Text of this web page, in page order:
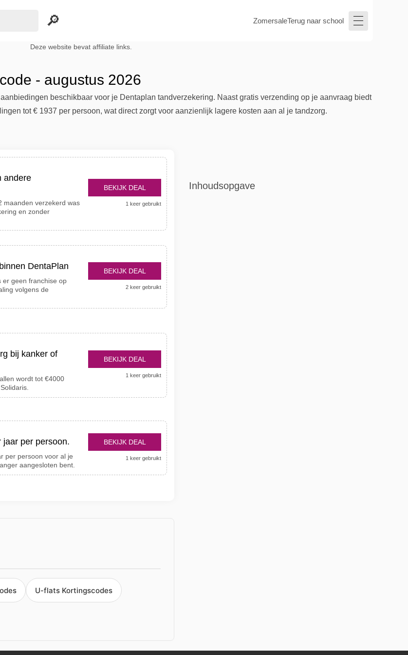
ZomersaleTerug naar school
Deze website bevat affiliate links.
- augustus 2026
beschikbaar voor je Dentaplan tandverzekering. Naast gratis verzending op je aanvraag biedt
tot € 1937 per persoon, wat direct zorgt voor aanzienlijk lagere kosten aan al je tandzorg.
andere
maanden verzekerd was
en zonder
BEKIJK DEAL
1 keer gebruikt
DentaPlan
er geen franchise op
volgens de
BEKIJK DEAL
2 keer gebruikt
bij kanker of
wordt tot €4000
BEKIJK DEAL
1 keer gebruikt
jaar per persoon.
per persoon voor al je
aangesloten bent.
BEKIJK DEAL
1 keer gebruikt
U-flats Kortingscodes
Inhoudsopgave